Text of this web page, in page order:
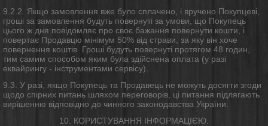
9.2.2. Якщо замовлення вже було сплачено, і вручено Покупцеві,
гроші за замовлення будуть повернуті за умови, що Покупець
цього ж дня повідомляє про своє бажання повернути кошти, і
повертає Продавцю мінімум 50% від страви, за яку він хоче
повернення коштів. Гроші будуть повернуті протягом 48 годин,
тим самим способом яким була здійснена оплата (у разі
еквайрингу - інструментами сервісу).
9.3. У разі, якщо Покупець та Продавець не можуть досягти згоди
щодо спірних питань шляхом переговорів, ці питання підлягають
вирішенню відповідно до чинного законодавства України.
10. КОРИСТУВАННЯ ІНФОРМАЦІЄЮ.